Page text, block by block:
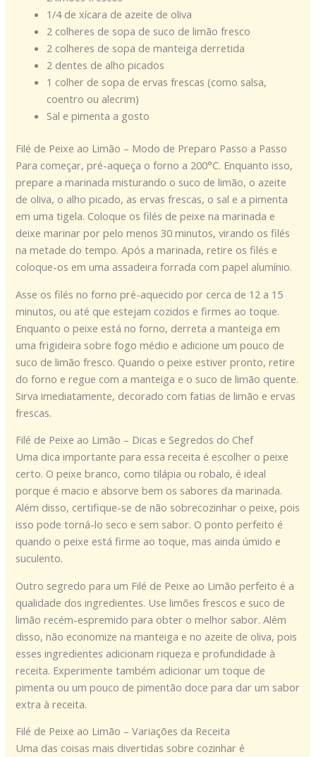
1/4 de xícara de azeite de oliva
2 colheres de sopa de suco de limão fresco
2 colheres de sopa de manteiga derretida
2 dentes de alho picados
1 colher de sopa de ervas frescas (como salsa,
coentro ou alecrim)
Sal e pimenta a gosto
Filé de Peixe ao Limão – Modo de Preparo Passo a Passo
Para começar, pré-aqueça o forno a 200°C. Enquanto isso,
prepare a marinada misturando o suco de limão, o azeite
de oliva, o alho picado, as ervas frescas, o sal e a pimenta
em uma tigela. Coloque os filés de peixe na marinada e
deixe marinar por pelo menos 30 minutos, virando os filés
na metade do tempo. Após a marinada, retire os filés e
coloque-os em uma assadeira forrada com papel alumínio.
Asse os filés no forno pré-aquecido por cerca de 12 a 15
minutos, ou até que estejam cozidos e firmes ao toque.
Enquanto o peixe está no forno, derreta a manteiga em
uma frigideira sobre fogo médio e adicione um pouco de
suco de limão fresco. Quando o peixe estiver pronto, retire
do forno e regue com a manteiga e o suco de limão quente.
Sirva imediatamente, decorado com fatias de limão e ervas
frescas.
Filé de Peixe ao Limão – Dicas e Segredos do Chef
Uma dica importante para essa receita é escolher o peixe
certo. O peixe branco, como tilápia ou robalo, é ideal
porque é macio e absorve bem os sabores da marinada.
Além disso, certifique-se de não sobrecozinhar o peixe, pois
isso pode torná-lo seco e sem sabor. O ponto perfeito é
quando o peixe está firme ao toque, mas ainda úmido e
suculento.
Outro segredo para um Filé de Peixe ao Limão perfeito é a
qualidade dos ingredientes. Use limões frescos e suco de
limão recém-espremido para obter o melhor sabor. Além
disso, não economize na manteiga e no azeite de oliva, pois
esses ingredientes adicionam riqueza e profundidade à
receita. Experimente também adicionar um toque de
pimenta ou um pouco de pimentão doce para dar um sabor
extra à receita.
Filé de Peixe ao Limão – Variações da Receita
Uma das coisas mais divertidas sobre cozinhar é